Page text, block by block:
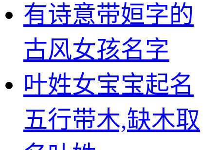
有诗意带姮字的
古风女孩名字
叶姓女宝宝起名
五行带木,缺木取